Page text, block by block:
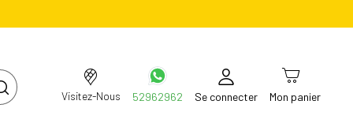
Visitez-Nous 52962962 Se connecter Mon panier